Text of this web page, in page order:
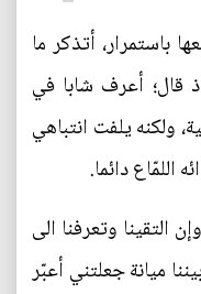
باستمرار، أتذكر ما
قال؛ أعرف شابا في
ولكنه يلفت انتباهي
اللمّاع دائما.
التقينا وتعرفنا الى
ميانة جعلتني أعبّر